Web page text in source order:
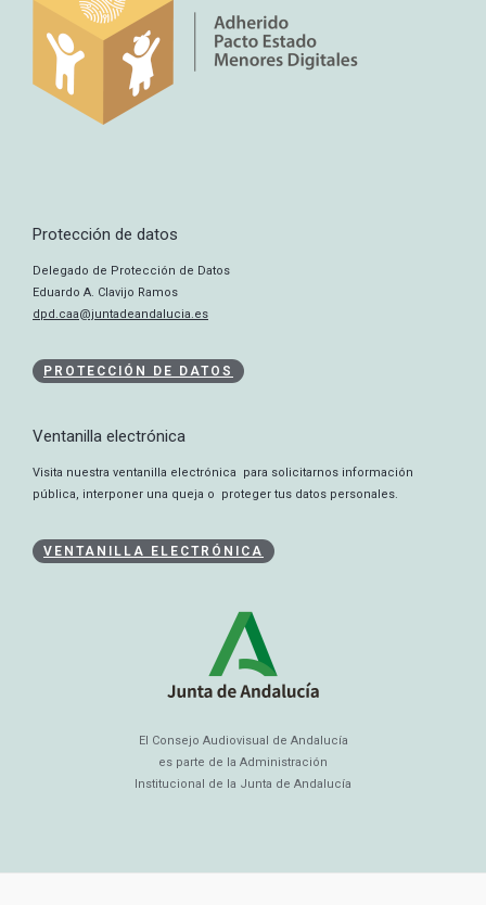
Protección de datos
Delegado de Protección de Datos
Eduardo A. Clavijo Ramos
dpd.caa@juntadeandalucia.es
PROTECCIÓN DE DATOS
Ventanilla electrónica
Visita nuestra ventanilla electrónica para solicitarnos información
pública, interponer una queja o proteger tus datos personales.
VENTANILLA ELECTRÓNICA
El Consejo Audiovisual de Andalucía
es parte de la Administración
Institucional de la Junta de Andalucía